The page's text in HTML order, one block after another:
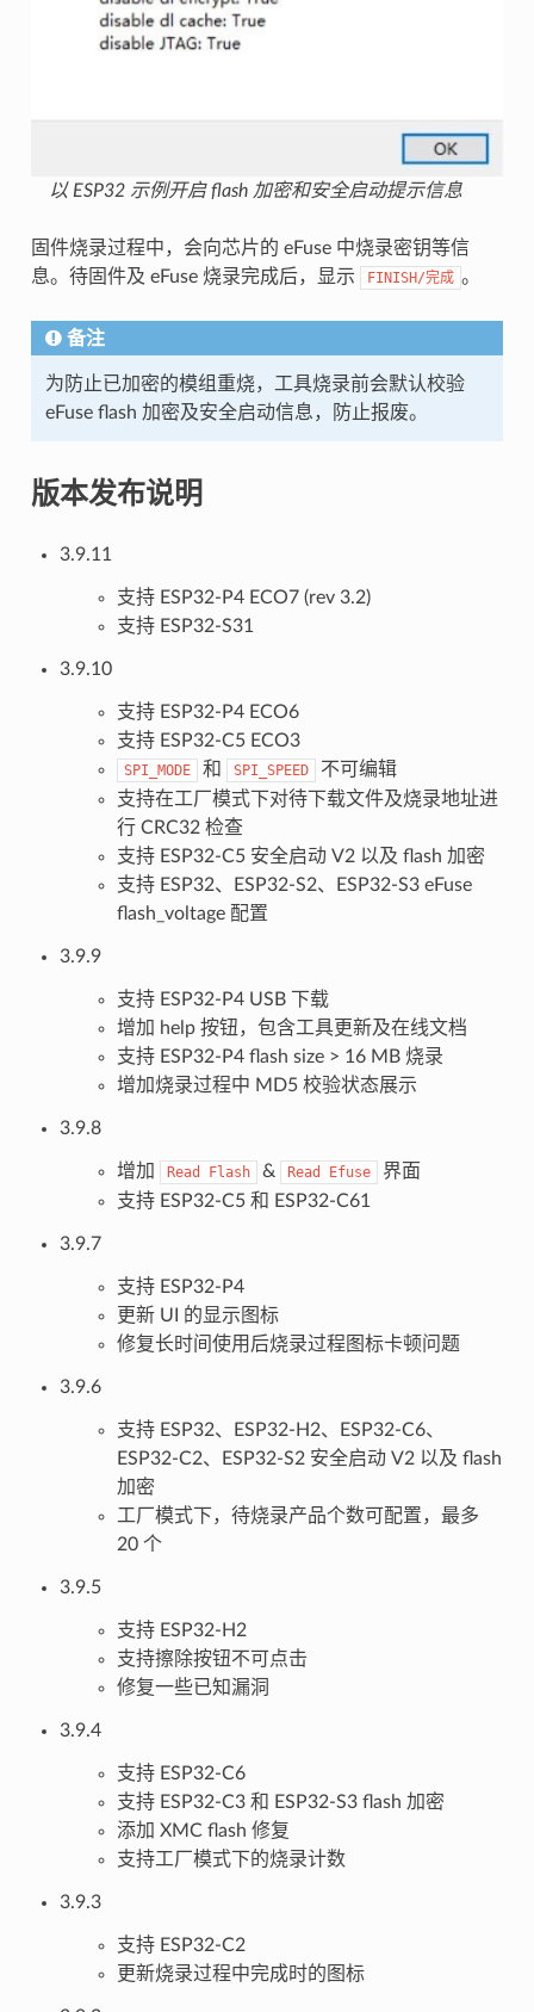
以 ESP32 示例开启 flash 加密和安全启动提示信息
固件烧录过程中，会向芯片的 eFuse 中烧录密钥等信
息。待固件及 eFuse 烧录完成后，显示
FINISH/完成 。
备注
为防止已加密的模组重烧，工具烧录前会默认校验
eFuse flash 加密及安全启动信息，防止报废。
版本发布说明
3.9.11
支持 ESP32-P4 ECO7 (rev 3.2)
支持 ESP32-S31
3.9.10
支持 ESP32-P4 ECO6
支持 ESP32-C5 ECO3
SPI_MODE 和 SPI_SPEED
不可编辑
支持在工厂模式下对待下载文件及烧录地址进
行 CRC32 检查
支持 ESP32-C5 安全启动 V2 以及 flash 加密
支持 ESP32、ESP32-S2、ESP32-S3 eFuse
flash_voltage 配置
3.9.9
支持 ESP32-P4 USB 下载
增加 help 按钮，包含工具更新及在线文档
支持 ESP32-P4 flash size > 16 MB 烧录
增加烧录过程中 MD5 校验状态展示
3.9.8
增加 Read Flash & Read Efuse
界面
支持 ESP32-C5 和 ESP32-C61
3.9.7
支持 ESP32-P4
更新 UI 的显示图标
修复长时间使用后烧录过程图标卡顿问题
3.9.6
支持 ESP32、ESP32-H2、ESP32-C6、
ESP32-C2、ESP32-S2 安全启动 V2 以及 flash
加密
工厂模式下，待烧录产品个数可配置，最多
20 个
3.9.5
支持 ESP32-H2
支持擦除按钮不可点击
修复一些已知漏洞
3.9.4
支持 ESP32-C6
支持 ESP32-C3 和 ESP32-S3 flash 加密
添加 XMC flash 修复
支持工厂模式下的烧录计数
3.9.3
支持 ESP32-C2
更新烧录过程中完成时的图标